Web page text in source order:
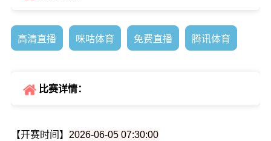
高清直播 咪咕体育 免费直播 腾讯体育
比赛详情：
【开赛时间】 2026-06-05 07:30:00